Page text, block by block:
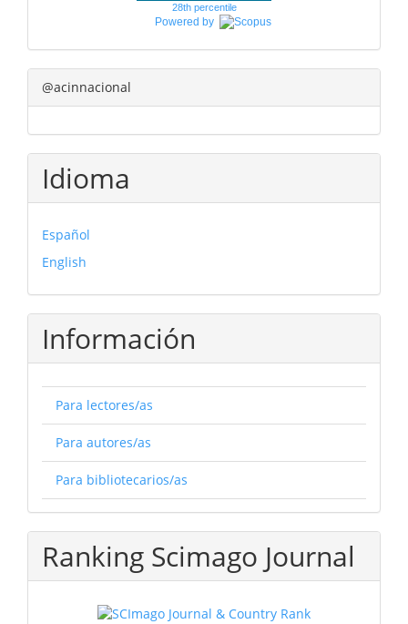
28th percentile
Powered by
@acinnacional
Idioma
Español
English
Información
Para lectores/as
Para autores/as
Para bibliotecarios/as
Ranking Scimago Journal